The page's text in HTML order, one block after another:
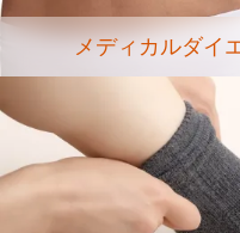
メディカルダイ